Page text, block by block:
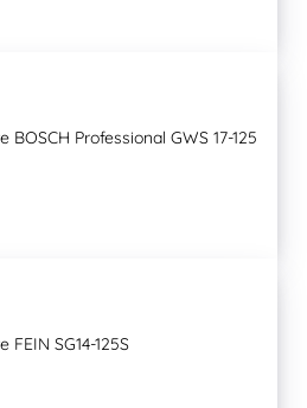
BOSCH Professional GWS 17-125
FEIN SG14-125S